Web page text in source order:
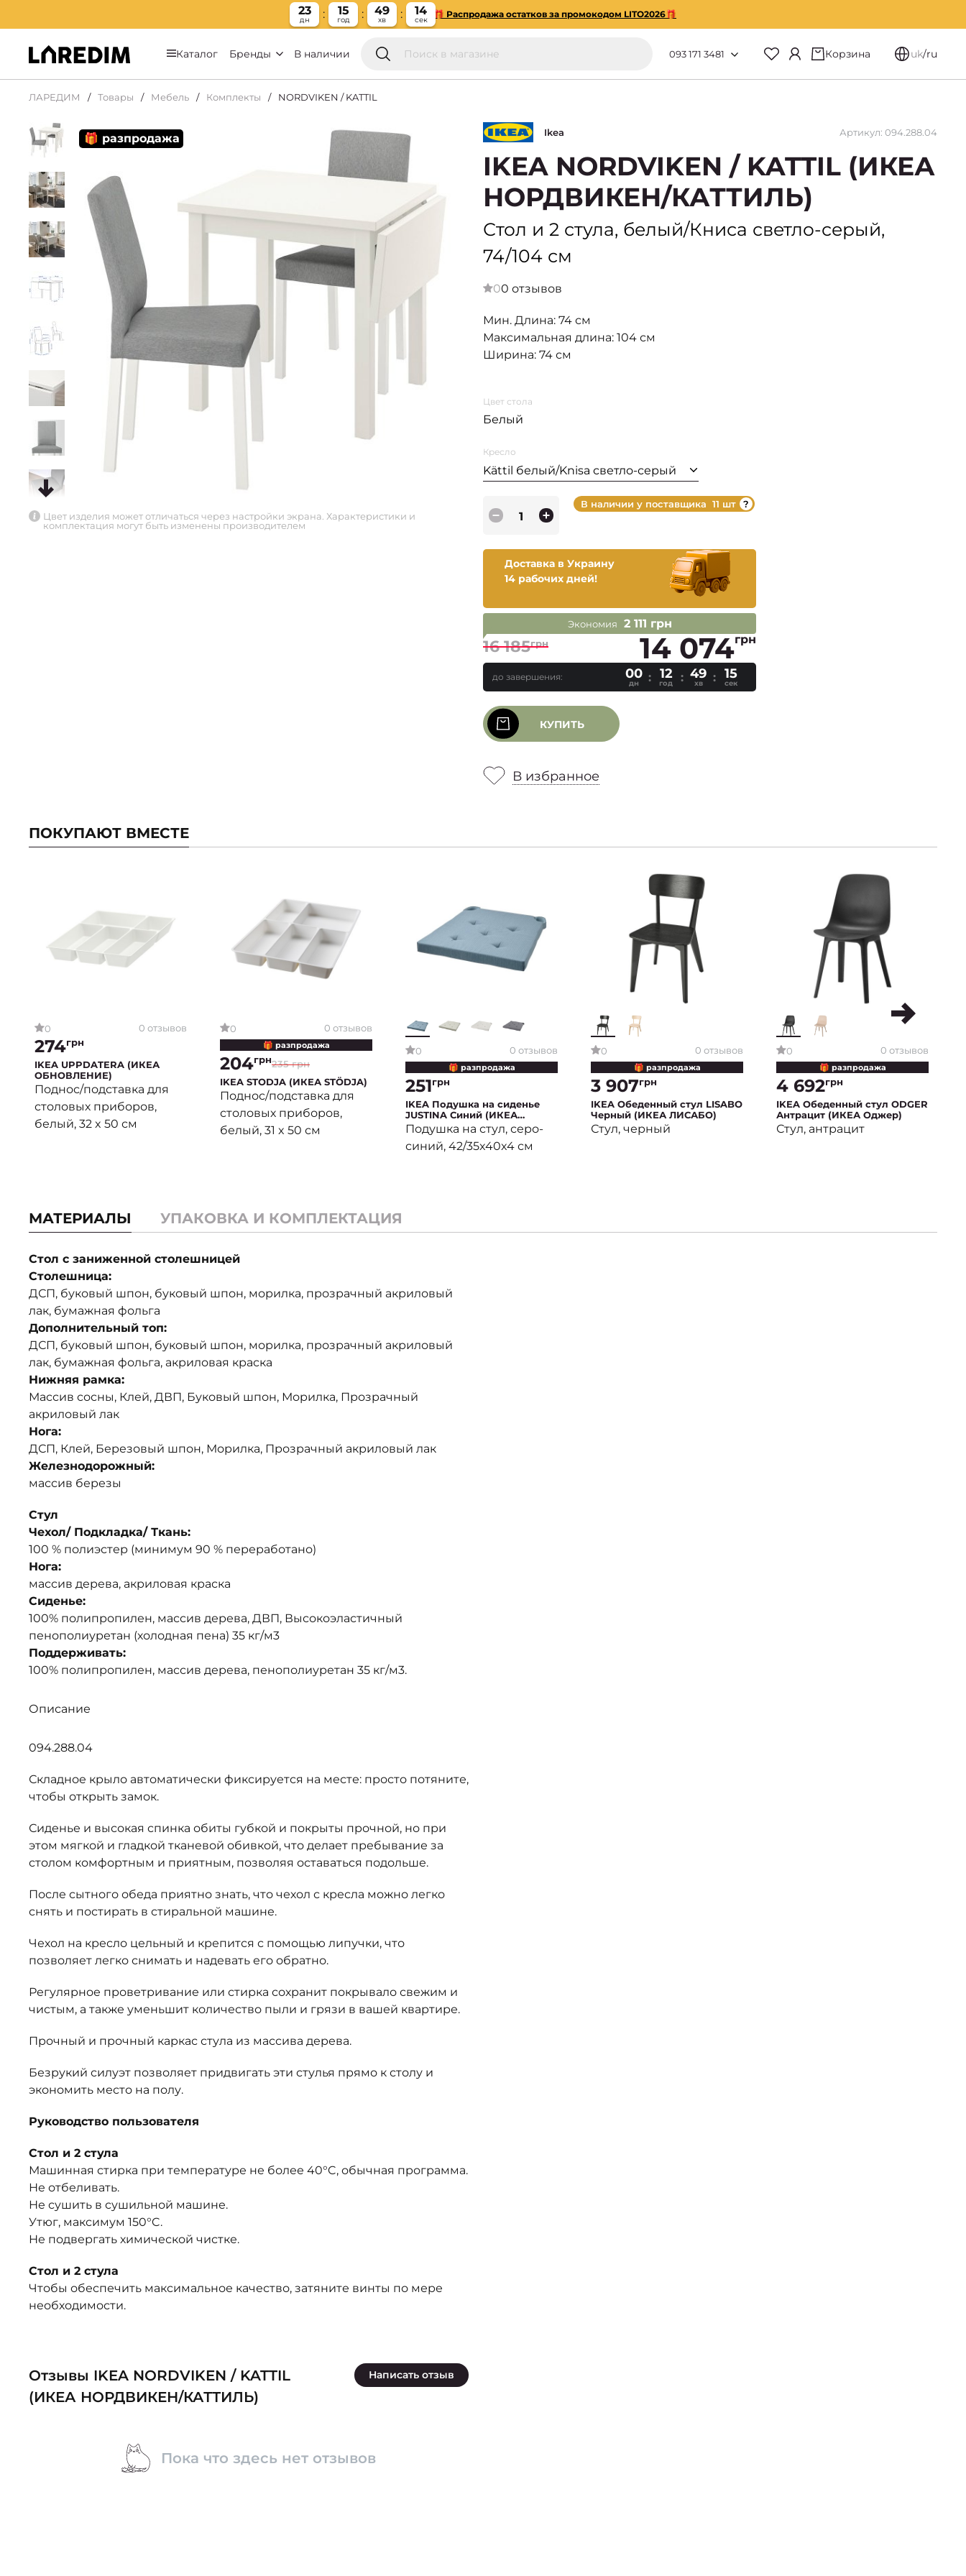
23
дн
15
год
49
хв
13
сек
🎁 Распродажа остатков за промокодом LITO2026🎁
Каталог Бренды В наличии 093 171 3481 Корзина uk/ru
ЛАРЕДИМ Товары Мебель Комплекты NORDVIKEN / KATTIL
🎁 разпродажа
Цвет изделия может отличаться через настройки экрана. Характеристики и
комплектация могут быть изменены производителем
Ikea Артикул: 094.288.04
IKEA NORDVIKEN / KATTIL (ИКЕА
НОРДВИКЕН/КАТТИЛЬ)
Стол и 2 стула, белый/Книса светло-серый,
74/104 см
00 отзывов
Мин. Длина: 74 см
Максимальная длина: 104 см
Ширина: 74 см
Цвет стола
Белый
Кресло
Kättil белый/Knisa светло-серый
В наличии у поставщика 11 шт
Доставка в Украину
14 рабочих дней!
Экономия 2 111 грн
16 185грн 14 074грн
до завершения: 00
дн
12
год
49
хв
14
сек
КУПИТЬ
В избранное
ПОКУПАЮТ ВМЕСТЕ
0 0 отзывов
274грн
IKEA UPPDATERA (ИКЕА
ОБНОВЛЕНИЕ)
Поднос/подставка для
столовых приборов,
белый, 32 x 50 см
0 0 отзывов
🎁 разпродажа
235 грн
204грн
IKEA STODJA (ИКЕА STÖDJA)
Поднос/подставка для
столовых приборов,
белый, 31 x 50 см
0 0 отзывов
🎁 разпродажа
251грн
IKEA Подушка на сиденье
JUSTINA Синий (ИКЕА
Джастин)
Подушка на стул, серо-
синий, 42/35x40x4 см
0 0 отзывов
🎁 разпродажа
3 907грн
IKEA Обеденный стул LISABO
Черный (ИКЕА ЛИСАБО)
Стул, черный
0 0 отзывов
🎁 разпродажа
4 692грн
IKEA Обеденный стул ODGER
Антрацит (ИКЕА Оджер)
Стул, антрацит
МАТЕРИАЛЫ УПАКОВКА И КОМПЛЕКТАЦИЯ
Стол с заниженной столешницей
Столешница:
ДСП, буковый шпон, буковый шпон, морилка, прозрачный акриловый
лак, бумажная фольга
Дополнительный топ:
ДСП, буковый шпон, буковый шпон, морилка, прозрачный акриловый
лак, бумажная фольга, акриловая краска
Нижняя рамка:
Массив сосны, Клей, ДВП, Буковый шпон, Морилка, Прозрачный
акриловый лак
Нога:
ДСП, Клей, Березовый шпон, Морилка, Прозрачный акриловый лак
Железнодорожный:
массив березы
Стул
Чехол/ Подкладка/ Ткань:
100 % полиэстер (минимум 90 % переработано)
Нога:
массив дерева, акриловая краска
Сиденье:
100% полипропилен, массив дерева, ДВП, Высокоэластичный
пенополиуретан (холодная пена) 35 кг/м3
Поддерживать:
100% полипропилен, массив дерева, пенополиуретан 35 кг/м3.
Описание
094.288.04
Складное крыло автоматически фиксируется на месте: просто потяните,
чтобы открыть замок.
Сиденье и высокая спинка обиты губкой и покрыты прочной, но при
этом мягкой и гладкой тканевой обивкой, что делает пребывание за
столом комфортным и приятным, позволяя оставаться подольше.
После сытного обеда приятно знать, что чехол с кресла можно легко
снять и постирать в стиральной машине.
Чехол на кресло цельный и крепится с помощью липучки, что
позволяет легко снимать и надевать его обратно.
Регулярное проветривание или стирка сохранит покрывало свежим и
чистым, а также уменьшит количество пыли и грязи в вашей квартире.
Прочный и прочный каркас стула из массива дерева.
Безрукий силуэт позволяет придвигать эти стулья прямо к столу и
экономить место на полу.
Руководство пользователя
Стол и 2 стула
Машинная стирка при температуре не более 40°C, обычная программа.
Не отбеливать.
Не сушить в сушильной машине.
Утюг, максимум 150°C.
Не подвергать химической чистке.
Стол и 2 стула
Чтобы обеспечить максимальное качество, затяните винты по мере
необходимости.
Отзывы IKEA NORDVIKEN / KATTIL
(ИКЕА НОРДВИКЕН/КАТТИЛЬ)
Написать отзыв
Пока что здесь нет отзывов